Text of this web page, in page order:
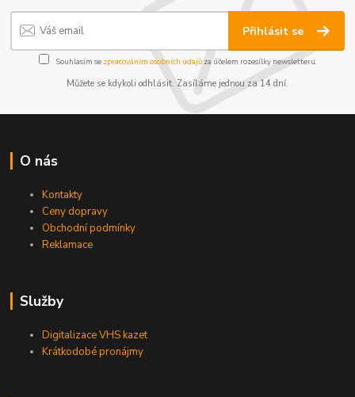
Přihlásit se
Souhlasím se zpracováním osobních údajůza účelem rozesílky newsletteru.
Můžete se kdykoli odhlásit. Zasíláme jednou za 14 dní.
O nás
Kontakty
Ceny dopravy
Obchodní podmínky
Reklamace
Služby
Digitalizace VHS kazet
Krátkodobé pronájmy